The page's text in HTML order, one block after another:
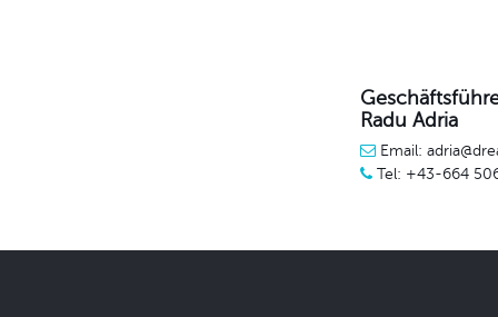
Radu Adria
Email:
Tel: +43-664